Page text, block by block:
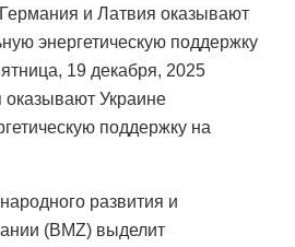
и Латвия оказывают
энергетическую поддержку
19 декабря, 2025
развития и
(BMZ) выделит